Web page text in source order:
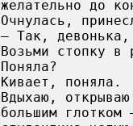
желательно до
Очнулась,
— Так,
Возьми стопку в
Поняла?
Кивает, поняла.
Вдыхаю,
большим